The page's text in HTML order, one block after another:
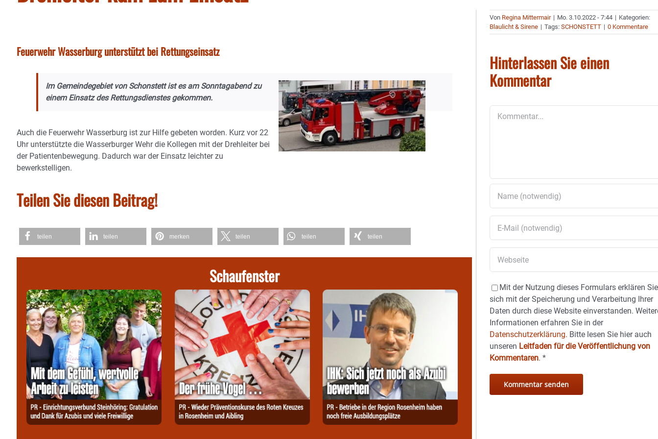
Feuerwehr Wasserburg unterstützt bei Rettungseinsatz
Im Gemeindegebiet von Schonstett ist es am Sonntagabend zu
einem Einsatz des Rettungsdienstes gekommen.
Auch die Feuerwehr Wasserburg ist zur Hilfe gebeten worden. Kurz vor 22
Uhr unterstützte die Wasserburger Wehr die Kollegen mit der Drehleiter bei
der Patientenbewegung. Dadurch war der Einsatz leichter zu
bewerkstelligen.
Teilen Sie diesen Beitrag!
teilen teilen merken teilen teilen teilen
Schaufenster
Von Regina Mittermair | Mo. 3.10.2022 - 7:44 | Kategorien:
Blaulicht & Sirene | Tags:SCHONSTETT | 0 Kommentare
Hinterlassen Sie einen
Kommentar
Mit der Nutzung dieses Formulars erklären Sie
sich mit der Speicherung und Verarbeitung Ihrer
Daten durch diese Website einverstanden.
Informationen erfahren Sie in der
Datenschutzerklärung. Bitte lesen Sie hier auch
unseren Leitfaden für die Veröffentlichung von
Kommentaren.*